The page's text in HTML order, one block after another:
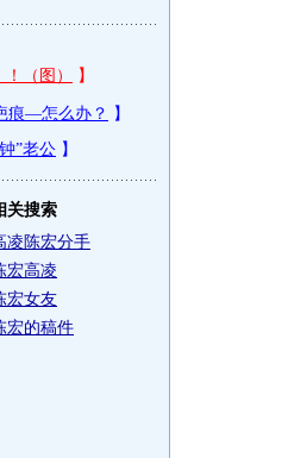
关搜索
凌陈宏分手
宏高凌
宏女友
宏的稿件